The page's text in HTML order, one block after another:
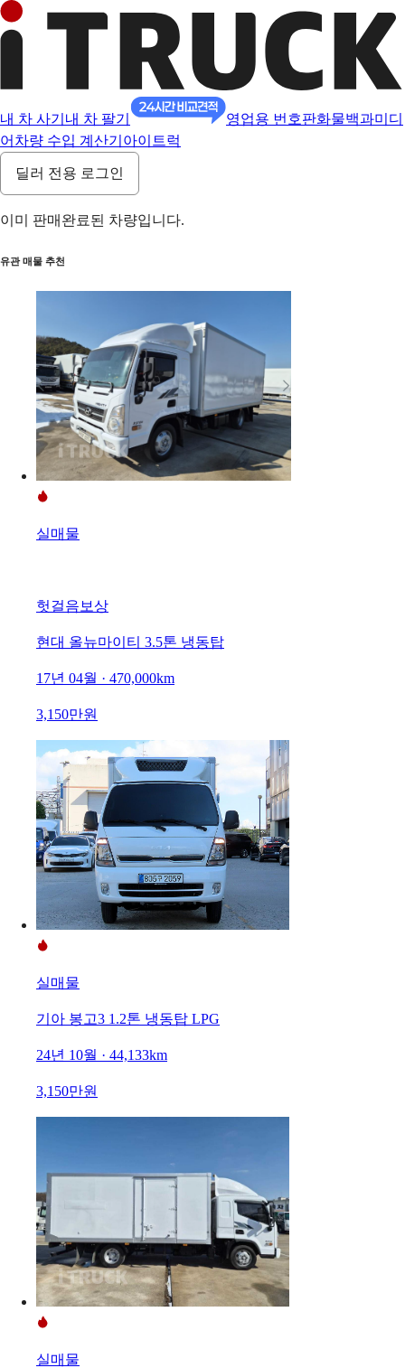
내 차 사기 내 차 팔기 영업용 번호판화물백과미디
어 차량 수입 계산기 아이트럭
딜러 전용 로그인
이미 판매완료된 차량입니다.
유관 매물 추천
실매물
헛걸음보상
현대 올뉴마이티 3.5톤 냉동탑
17년 04월 · 470,000km
3,150만원
실매물
기아 봉고3 1.2톤 냉동탑 LPG
24년 10월 · 44,133km
3,150만원
실매물